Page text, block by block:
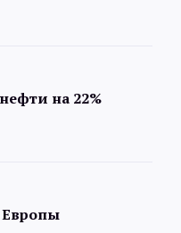
на 22%
Европы